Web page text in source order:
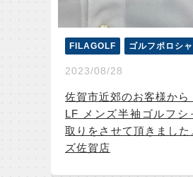
FILAGOLF ゴルフポロシ
2023/08/28
佐賀市近郊のお客様から
LF メンズ半袖ゴルフシ
取りをさせて頂きました
ズ佐賀店